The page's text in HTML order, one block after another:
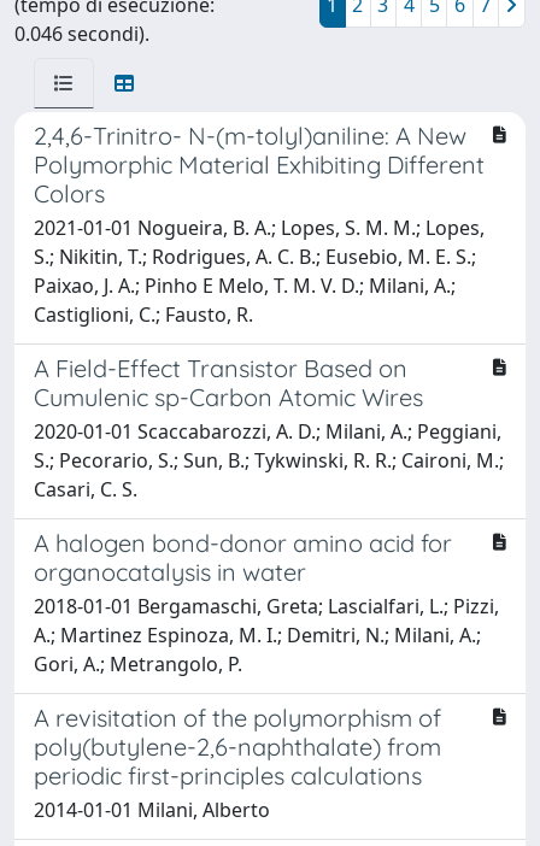
0.046 secondi).
2,4,6-Trinitro- N-(m-tolyl)aniline: A New
Polymorphic Material Exhibiting Different
Colors
2021-01-01 Nogueira, B. A.; Lopes, S. M. M.; Lopes,
S.; Nikitin, T.; Rodrigues, A. C. B.; Eusebio, M. E. S.;
Paixao, J. A.; Pinho E Melo, T. M. V. D.; Milani, A.;
Castiglioni, C.; Fausto, R.
A Field-Effect Transistor Based on
Cumulenic sp-Carbon Atomic Wires
2020-01-01 Scaccabarozzi, A. D.; Milani, A.; Peggiani,
S.; Pecorario, S.; Sun, B.; Tykwinski, R. R.; Caironi, M.;
Casari, C. S.
A halogen bond-donor amino acid for
organocatalysis in water
2018-01-01 Bergamaschi, Greta; Lascialfari, L.; Pizzi,
A.; Martinez Espinoza, M. I.; Demitri, N.; Milani, A.;
Gori, A.; Metrangolo, P.
A revisitation of the polymorphism of
poly(butylene-2,6-naphthalate) from
periodic first-principles calculations
2014-01-01 Milani, Alberto